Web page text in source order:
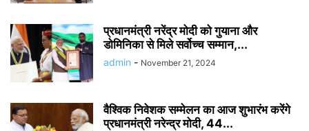
प्रधानमंत्री नरेंद्र मोदी को गुयाना और
डोमिनिका से मिले सर्वोच्च सम्मान,...
admin - November 21, 2024
वैश्विक निवेशक सम्मेलन का आज शुभारंभ करेंगे
प्रधानमंत्री नरेन्द्र मोदी, 44...